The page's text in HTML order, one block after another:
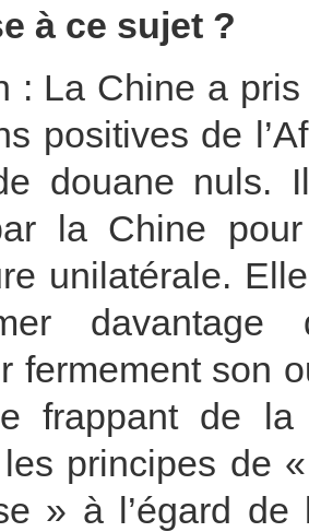
à ce sujet ?
: La Chine a
positives de
douane nuls.
la Chine pour
unilatérale.
davantage
fermement son
frappant de
principes de
» à l’égard de